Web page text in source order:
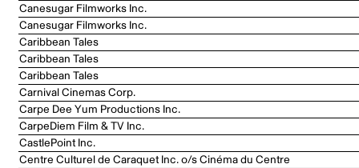
Canesugar Filmworks Inc.
Canesugar Filmworks Inc.
Caribbean Tales
Caribbean Tales
Caribbean Tales
Carnival Cinemas Corp.
Carpe Dee Yum Productions Inc.
CarpeDiem Film & TV Inc.
CastlePoint Inc.
Centre Culturel de Caraquet Inc. o/s Cinéma du Centre